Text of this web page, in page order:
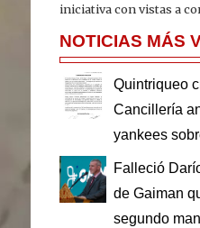
iniciativa con vistas a
NOTICIAS MÁS
Quintriqueo
Cancillería
yankees
Falleció
de Gaiman
segundo